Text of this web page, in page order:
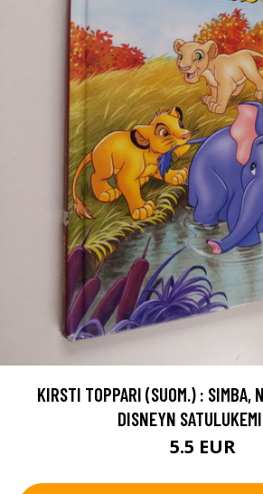
KIRSTI TOPPARI (SUOM.) : SIMBA,
DISNEYN
5.5 EUR